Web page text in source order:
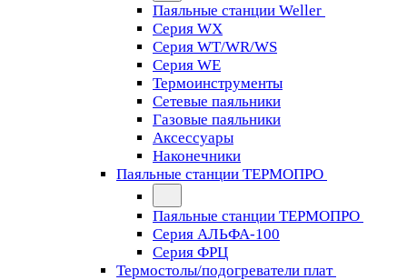
Паяльные станции Weller
Серия WX
Серия WT/WR/WS
Серия WE
Термоинструменты
Сетевые паяльники
Газовые паяльники
Аксессуары
Наконечники
Паяльные станции ТЕРМОПРО
Паяльные станции ТЕРМОПРО
Серия АЛЬФА-100
Серия ФРЦ
Термостолы/подогреватели плат